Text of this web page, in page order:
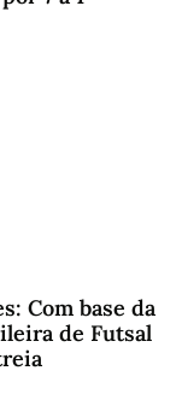
Com base da
de Futsal